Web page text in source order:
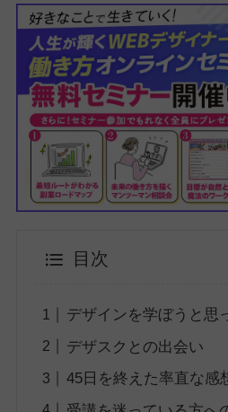
目次
デザインを学ぼうと思
デザスクとの出会い
45日を終えた率直な感